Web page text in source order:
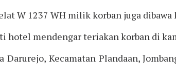
W 1237 WH milik korban juga
mendengar teriakan korban di
Kecamatan Plandaan,